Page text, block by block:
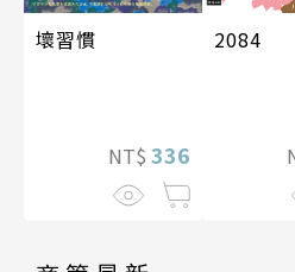
壞習慣
NT$ 336
2084